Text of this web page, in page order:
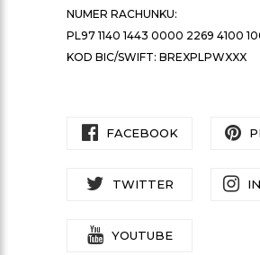
NUMER RACHUNKU:
PL97 1140 1443 0000 2269 4100
KOD BIC/SWIFT: BREXPLPWXXX
FACEBOOK
TWITTER
YOUTUBE